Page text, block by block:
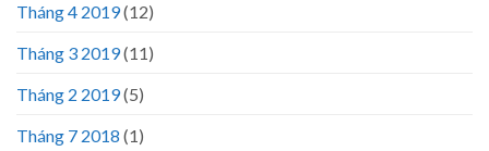
Tháng 4 2019(12)
Tháng 3 2019(11)
Tháng 2 2019(5)
Tháng 7 2018 (1)